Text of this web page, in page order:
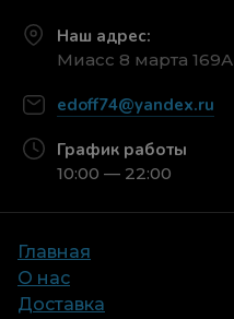
Наш адрес:
Миасс 8 марта 169А
edoff74@yandex.ru
График работы
10:00 — 22:00
Главная
О нас
Доставка